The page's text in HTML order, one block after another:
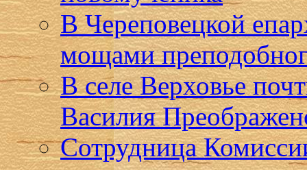
В Череповецкой
мощами
В селе Верховье
Василия
Сотрудница